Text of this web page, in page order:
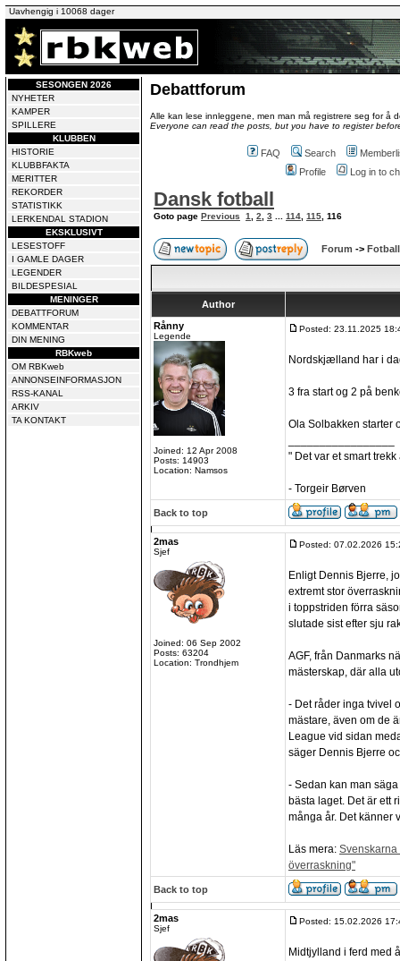
Uavhengig i 10068 dager
SESONGEN 2026
NYHETER
KAMPER
SPILLERE
KLUBBEN
HISTORIE
KLUBBFAKTA
MERITTER
REKORDER
STATISTIKK
LERKENDAL STADION
EKSKLUSIVT
LESESTOFF
I GAMLE DAGER
LEGENDER
BILDESPESIAL
MENINGER
DEBATTFORUM
KOMMENTAR
DIN MENING
RBKweb
OM RBKweb
ANNONSEINFORMASJON
RSS-KANAL
ARKIV
TA KONTAKT
Debattforum
Alle kan lese innleggene, men man må registrere seg for å
Everyone can read the posts, but you have to register
FAQ Search
Profile
Log in to
Dansk fotball
Goto page Previous 1 2 3 114 115 116
Forum ->
Author
Rånny
Legende
Joined: 12 Apr 2008
Posts: 14903
Location: Namsos
Posted: 23.11.2025
Nordskjælland har i
3 fra start og 2 på
Ola Solbakken starter
" Det var et smart
- Torgeir Børven
Back to top
2mas
Sjef
Joined: 06 Sep 2002
Posts: 63204
Location: Trondhjem
Posted: 07.02.2026
Enligt Dennis Bjerre,
extremt stor
i toppstriden förra
slutade sist efter sju
AGF, från Danmarks
mästerskap, där alla
- Det råder inga tvivel
mästare, även om de
League vid sidan
säger Dennis Bjerre
- Sedan kan man
bästa laget. Det är ett
många år. Det känner
Läs mera: Svenskarna
överraskning"
Back to top
2mas
Sjef
Posted: 15.02.2026
Midtjylland i ferd med